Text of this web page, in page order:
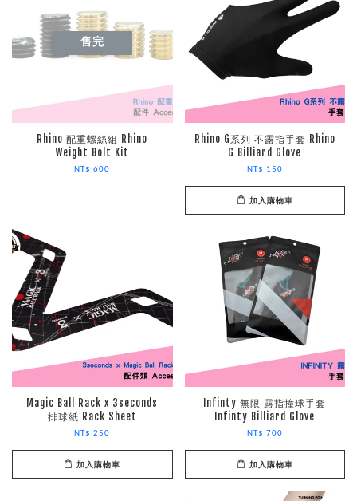
售完
Rhino 配重螺絲組 Rhino
Weight Bolt Kit
NT$ 600
Rhino G系列 不露指手套 Rhino
G Billiard Glove
NT$ 150
加入購物車
Magic Ball Rack x 3seconds
排球紙 Rack Sheet
NT$ 250
加入購物車
Infinty 無限 露指撞球手套
Infinty Billiard Glove
NT$ 700
加入購物車